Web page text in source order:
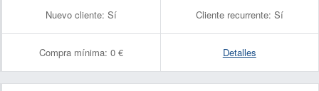
Nuevo cliente: Sí Cliente recurrente: Sí
Compra mínima: 0 € Detalles